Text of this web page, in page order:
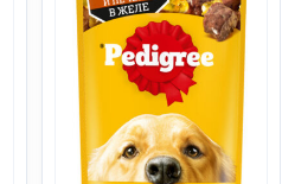
85г